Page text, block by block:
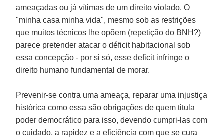
ameaçadas ou já vítimas de um direito violado. O
"minha casa minha vida", mesmo sob as restrições
que muitos técnicos lhe opõem (repetição do BNH?)
parece pretender atacar o déficit habitacional sob
essa concepção - por si só, esse deficit infringe o
direito humano fundamental de morar.
Prevenir-se contra uma ameaça, reparar uma injustiça
histórica como essa são obrigações de quem titula
poder democrático para isso, devendo cumpri-las com
o cuidado, a rapidez e a eficiência com que se cura